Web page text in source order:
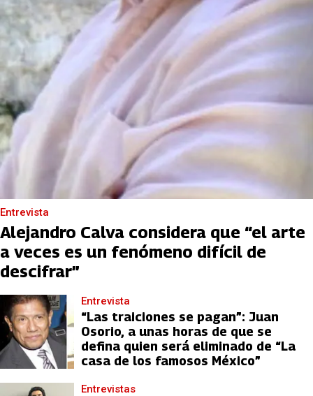
Entrevista
Alejandro Calva considera que “el arte
a veces es un fenómeno difícil de
descifrar”
Entrevista
“Las traiciones se pagan”: Juan
Osorio, a unas horas de que se
defina quien será eliminado de “La
casa de los famosos México”
Entrevistas